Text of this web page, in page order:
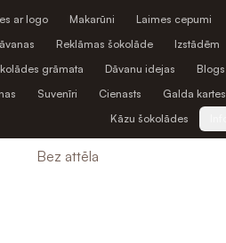
ar logo Makarūni Laimes cepumi
Reklāmas šokolāde Izstādēm
grāmata
Dāvanu idejas Blogs
Suvenīri Cienasts Galda kartes
Kāzu šokolādes
Bez attēla